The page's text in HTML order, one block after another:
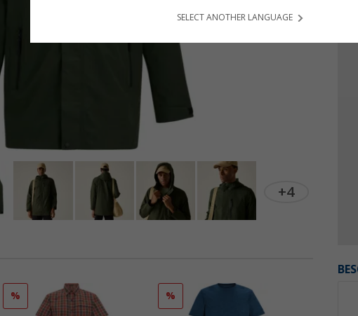
+4
% %
SELECT ANOTHER LANGUAGE